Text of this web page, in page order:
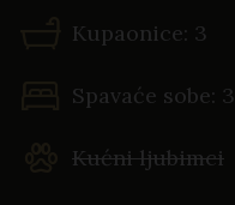
Kupaonice: 3
Spavaće sobe: 3
Kućni ljubimci